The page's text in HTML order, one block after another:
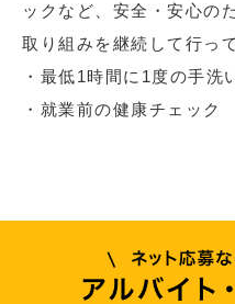
ックなど、安全・安心の
取り組みを継続して行っ
・最低1時間に1度の手洗
・就業前の健康チェッ